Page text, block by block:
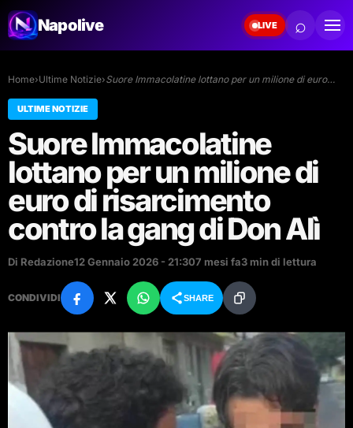
Napolive LIVE ⌕
Home›Ultime Notizie›Suore Immacolatine lottano per un milione di euro…
ULTIME NOTIZIE
Suore Immacolatine
lottano per un milione di
euro di risarcimento
contro la gang di Don Alì
Di Redazione12 Gennaio 2026 - 21:307 mesi fa3 min di lettura
CONDIVIDI SHARE